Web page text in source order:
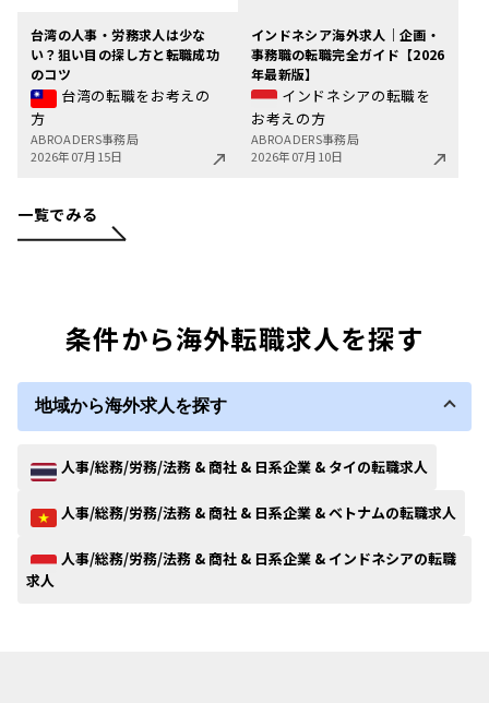
台湾の人事・労務求人は少な
い？狙い目の探し方と転職成功
のコツ
台湾の転職をお考えの
方
ABROADERS事務局
2026年07月15日
インドネシア海外求人｜企画・
事務職の転職完全ガイド【2026
年最新版】
インドネシアの転職を
お考えの方
ABROADERS事務局
2026年07月10日
一覧でみる
条件から海外転職求人を探す
地域から海外求人を探す
人事/総務/労務/法務 & 商社 & 日系企業 & タイの転職求人
人事/総務/労務/法務 & 商社 & 日系企業 & ベトナムの転職求人
人事/総務/労務/法務 & 商社 & 日系企業 & インドネシアの転職
求人